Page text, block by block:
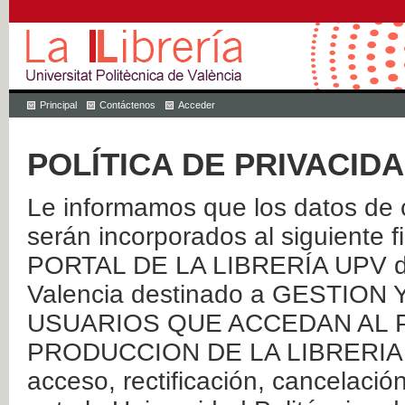
Principal Contáctenos Acceder
POLÍTICA DE
Le informamos que los datos
serán incorporados al siguiente
PORTAL DE LA LIBRERÍA
Valencia destinado a GESTION
USUARIOS QUE ACCEDAN AL
PRODUCCION DE LA
acceso, rectificación,